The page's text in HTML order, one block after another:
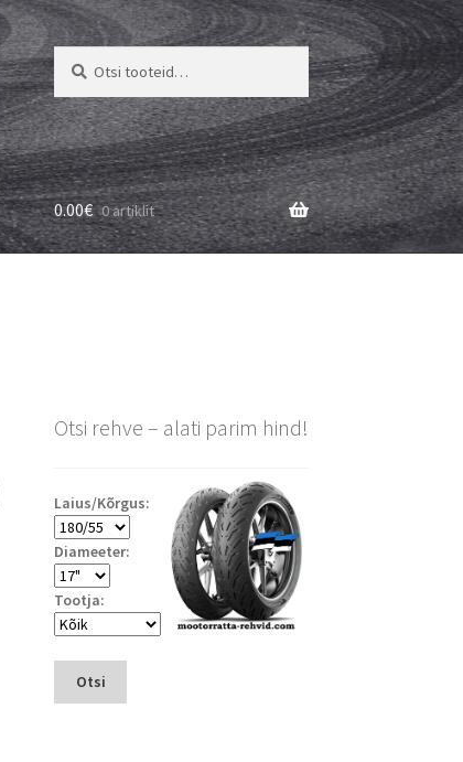
Otsi:
Otsi
0.00€ 0 artiklit
Otsi rehve – alati parim hind!
Laius/Kõrgus:
Diameeter:
Tootja:
Otsi